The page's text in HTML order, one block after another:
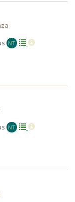
NT
NT